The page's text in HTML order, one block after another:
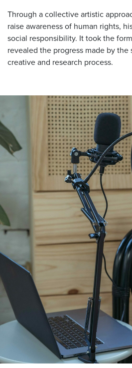
Through a collective artistic
raise awareness of human rights,
social responsibility. It took the
revealed the progress made by
creative and research process.